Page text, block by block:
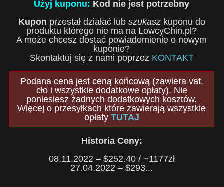
Użyj kuponu: Kod nie jest potrzebny
Kupon przestał działać lub szukaszkuponu do
produktu którego nie ma na LowcyChin.pl?
A może chcesz dostać powiadomienie o nowym
kuponie?
Skontaktuj się z nami poprzez KONTAKT
Podana cena jest ceną końcową (zawiera vat,
cło i wszystkie dodatkowe opłaty). Nie
poniesiesz żadnych dodatkowych kosztów.
Więcej o przesyłkach które zawierają wszystkie
opłaty TUTAJ
Historia Ceny:
08.11.2022 – $252.40 / ~1177zł
27.04.2022 – $293...